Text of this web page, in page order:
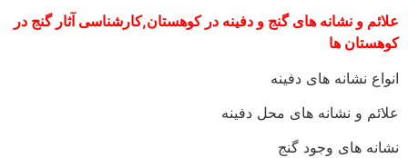
علائم و نشانه های گنج و دفینه در کوهستان,کارشناسی آثار گنج در
کوهستان ها
انواع نشانه های دفینه
علائم و نشانه های محل دفینه
نشانه های وجود گنج